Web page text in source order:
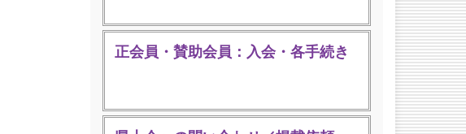
正会員・賛助会員：入会・各手続き